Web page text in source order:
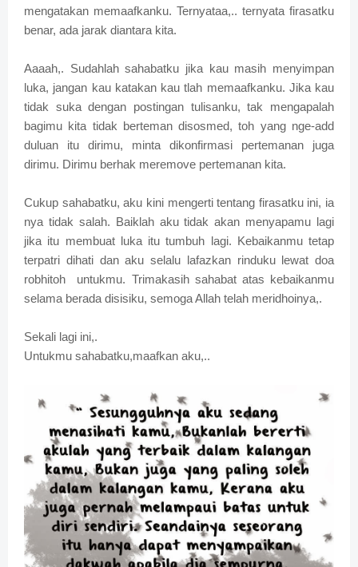
mengatakan memaafkanku. Ternyataa,.. ternyata firasatku
benar, ada jarak diantara kita.
Aaaah,. Sudahlah sahabatku jika kau masih menyimpan
luka, jangan kau katakan kau tlah memaafkanku. Jika kau
tidak suka dengan postingan tulisanku, tak mengapalah
bagimu kita tidak berteman disosmed, toh yang nge-add
duluan itu dirimu, minta dikonfirmasi pertemanan juga
dirimu. Dirimu berhak meremove pertemanan kita.
Cukup sahabatku, aku kini mengerti tentang firasatku ini, ia
nya tidak salah. Baiklah aku tidak akan menyapamu lagi
jika itu membuat luka itu tumbuh lagi. Kebaikanmu tetap
terpatri dihati dan aku selalu lafazkan rinduku lewat doa
robhitoh untukmu. Trimakasih sahabat atas kebaikanmu
selama berada disisiku, semoga Allah telah meridhoinya,.
Sekali lagi ini,.
Untukmu sahabatku,maafkan aku,..